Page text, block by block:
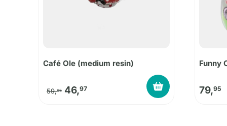
Café Ole (medium resin)
59,95 Oorspronkelijke prijs was: 59,95.
46,97Huidige prijs is: 46,97.
Funny
79,95